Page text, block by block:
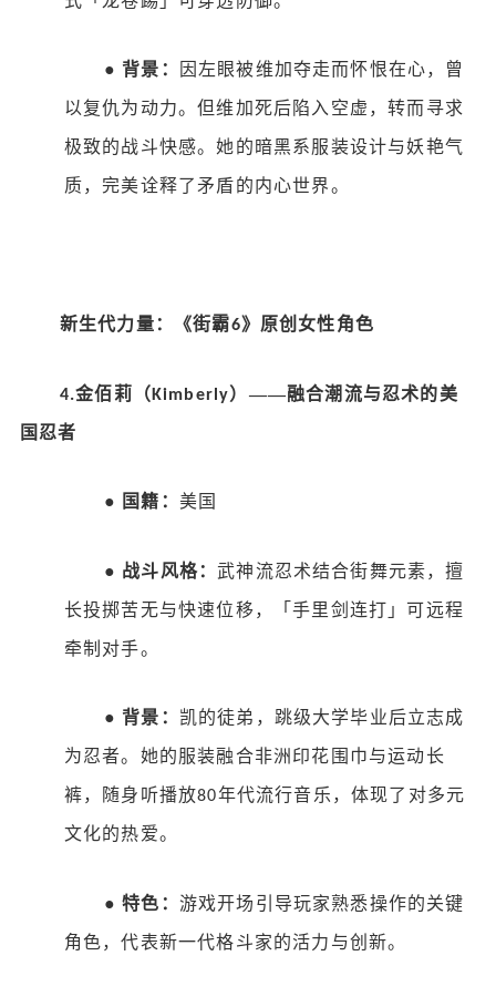
● 背景： 因左眼被维加夺走而怀恨在心，曾
以复仇为动力。但维加死后陷入空虚，转而寻求
极致的战斗快感。她的暗黑系服装设计与妖艳气
质，完美诠释了矛盾的内心世界。
新生代力量：《街霸6》原创女性角色
4.金佰莉（ Kimberly）——融合潮流与忍术的美
国忍者
● 国籍： 美国
● 战斗风格：武神流忍术结合街舞元素，擅
长投掷苦无与快速位移，「手里剑连打」可远程
牵制对手。
● 背景： 凯的徒弟，跳级大学毕业后立志成
为忍者。她的服装融合非洲印花围巾与运动长
裤，随身听播放80年代流行音乐，体现了对多元
文化的热爱。
● 特色： 游戏开场引导玩家熟悉操作的关键
角色，代表新一代格斗家的活力与创新。